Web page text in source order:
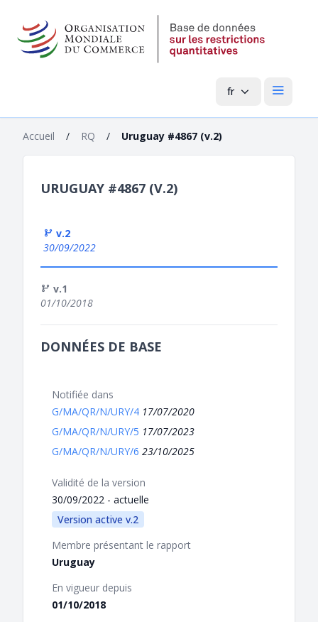
fr Menu
Accueil / RQ / Uruguay #4867 (v.2)
URUGUAY #4867 (V.2)
v.2
30/09/2022
v.1
01/10/2018
DONNÉES DE BASE
Notifiée dans
G/MA/QR/N/URY/4 17/07/2020
G/MA/QR/N/URY/5 17/07/2023
G/MA/QR/N/URY/6 23/10/2025
Validité de la version
30/09/2022 - actuelle
Version active v.2
Membre présentant le rapport
Uruguay
En vigueur depuis
01/10/2018